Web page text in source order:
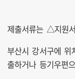
제출서류는 △지원
부산시 강서구에
출하거나 등기우편